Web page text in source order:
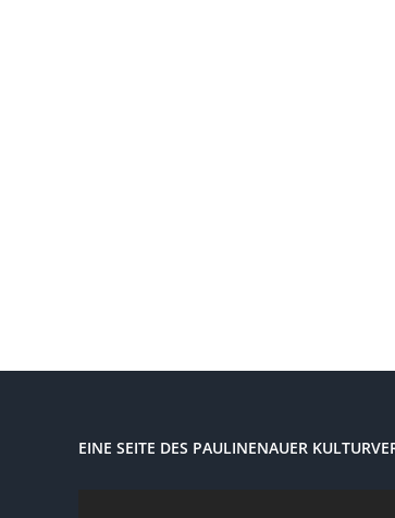
EINE SEITE DES PAULINENAUER